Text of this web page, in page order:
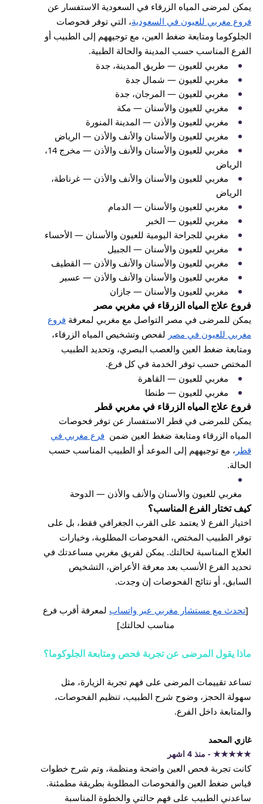
يمكن لمرضى المياه الزرقاء في السعودية الاستفسار عن
فروع مغربي للعيون في السعودية، التي توفر فحوصات
الجلوكوما ومتابعة ضغط العين، مع توجيههم إلى الطبيب أو
الفرع المناسب حسب المدينة والحالة الطبية.
مغربي للعيون — طريق المدينة، جدة
مغربي للعيون — شمال جدة
مغربي للعيون — المرجان، جدة
مغربي للعيون والأسنان — مكة
مغربي للعيون والأذن — المدينة المنورة
مغربي للعيون والأسنان والأنف والأذن — الرياض
مغربي للعيون والأسنان والأنف والأذن — مخرج 14،
الرياض
مغربي للعيون والأسنان والأنف والأذن — غرناطة،
الرياض
مغربي للعيون والأسنان — الدمام
مغربي للعيون — الخبر
مغربي للجراحة اليومية للعيون والأسنان — الأحساء
مغربي للعيون والأسنان — الجبيل
مغربي للعيون والأسنان والأنف والأذن — القطيف
مغربي للعيون والأسنان والأنف والأذن — عسير
مغربي للعيون والأسنان — جازان
فروع علاج المياه الزرقاء في مغربي مصر
يمكن للمرضى في مصر التواصل مع مغربي لمعرفة فروع
مغربي للعيون في مصر لفحص وتشخيص المياه الزرقاء،
ومتابعة ضغط العين والعصب البصري، وتحديد الطبيب
المختص حسب توفر الخدمة في كل فرع.
مغربي للعيون — القاهرة
مغربي للعيون — طنطا
فروع علاج المياه الزرقاء في مغربي قطر
يمكن للمرضى في قطر الاستفسار عن توفر فحوصات
المياه الزرقاء ومتابعة ضغط العين ضمن فرع مغربي في
قطر ، مع توجيههم إلى الموعد أو الطبيب المناسب حسب
الحالة.
مغربي للعيون والأسنان والأنف والأذن — الدوحة
كيف تختار الفرع المناسب؟
اختيار الفرع لا يعتمد على القرب الجغرافي فقط، بل على
توفر الطبيب المختص، الفحوصات المطلوبة، وخيارات
العلاج المناسبة لحالتك. يمكن لفريق مغربي مساعدتك في
تحديد الفرع الأنسب بعد معرفة الأعراض، التشخيص
السابق، أو نتائج الفحوصات إن وجدت.
[تحدث مع مستشار مغربي عبر واتساب لمعرفة أقرب فرع
مناسب لحالتك]
ماذا يقول المرضى عن تجربة فحص ومتابعة الجلوكوما؟
تساعد تقييمات المرضى على فهم تجربة الزيارة، مثل
سهولة الحجز، وضوح شرح الطبيب، تنظيم الفحوصات،
والمتابعة داخل الفرع.
غازي المحمد
★★★★★ - منذ 4 اشهر
كانت تجربة فحص العين واضحة ومنظمة، وتم شرح خطوات
قياس ضغط العين والفحوصات المطلوبة بطريقة مطمئنة.
ساعدني الطبيب على فهم حالتي والخطوة المناسبة